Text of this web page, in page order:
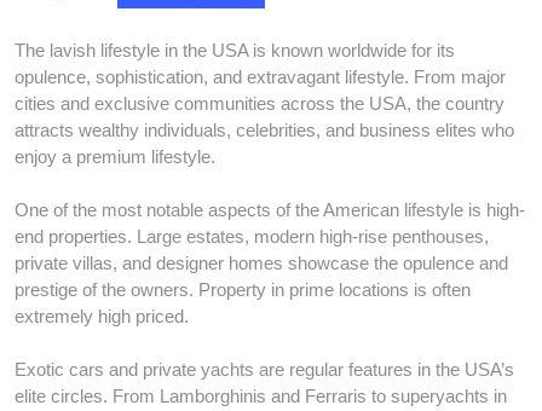
The lavish lifestyle in the USA is known worldwide for its
opulence, sophistication, and extravagant lifestyle. From major
cities and exclusive communities across the USA, the country
attracts wealthy individuals, celebrities, and business elites who
enjoy a premium lifestyle.
One of the most notable aspects of the American lifestyle is high-
end properties. Large estates, modern high-rise penthouses,
private villas, and designer homes showcase the opulence and
prestige of the owners. Property in prime locations is often
extremely high priced.
Exotic cars and private yachts are regular features in the USA’s
elite circles. From Lamborghinis and Ferraris to superyachts in